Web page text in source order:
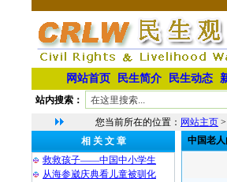
网站首页 民生简介 民生动态
站内搜索：
您当前所在的位置： 网站主页 >
相 关 文 章
救救孩子——中国中小学生
从海参崴庆典看儿童被驯化
中国老